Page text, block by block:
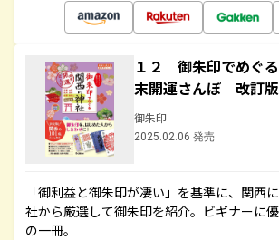
１２ 御朱印でめぐ
末開運さんぽ 改訂版
御朱印
2025.02.06 発売
「御利益と御朱印が凄い」を基準に、関西
社から厳選して御朱印を紹介。ビギナーに
の一冊。